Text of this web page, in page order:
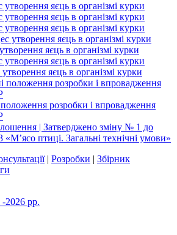
яєць в організмі курки
яєць в організмі курки
яєць в організмі курки
утворення яєць в організмі курки
яєць в організмі курки
яєць в організмі курки
яєць в організмі курки
положення розробки і впровадження
розробки і впровадження
| Затверджено зміну № 1 до
птиці. Загальні технічні умови»
| Розробки | Збірник
2026 pp.